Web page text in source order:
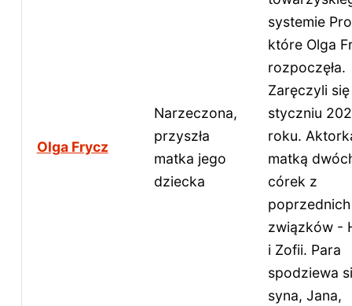
Olga Frycz
Narzeczona,
przyszła
matka jego
dziecka
systemie
które Olga
rozpoczęła.
Zaręczyli
styczniu
roku.
matką
córek z
poprzednich
związków -
i Zofii. Para
spodziewa
syna, Jana,